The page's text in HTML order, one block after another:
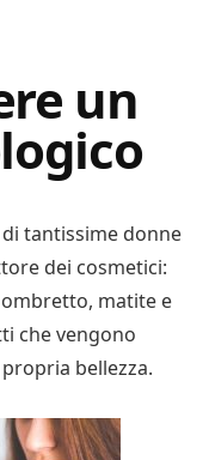
un
tantissime donne
dei cosmetici:
matite e
che vengono
bellezza.